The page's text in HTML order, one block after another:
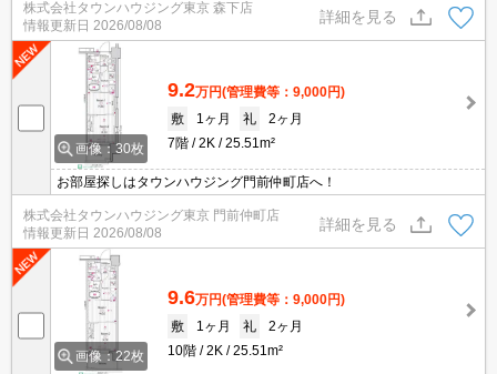
株式会社タウンハウジング東京 森下店
情報更新日 2026/08/08
詳細を見る
画像：30枚
9.2万円(管理費等：9,000円)
敷
1ヶ月 礼
2ヶ月
7階
2K 25.51m²
お部屋探しはタウンハウジング門前仲町店へ！
株式会社タウンハウジング東京 門前仲町店
情報更新日 2026/08/08
詳細を見る
画像：22枚
9.6万円(管理費等：9,000円)
敷
1ヶ月 礼
2ヶ月
10階
2K 25.51m²